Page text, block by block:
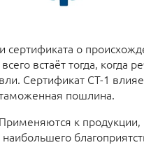
о
встаёт тогда, когда
Сертификат СТ-1
пошлина.
к продукции,